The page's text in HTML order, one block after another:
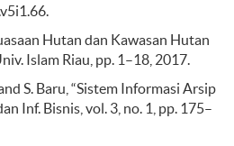
Hutan dan Kawasan Hutan
Islam Riau, pp. 1–18, 2017.
S. Baru, “Sistem Informasi Arsip
Inf. Bisnis, vol. 3, no. 1, pp. 175–